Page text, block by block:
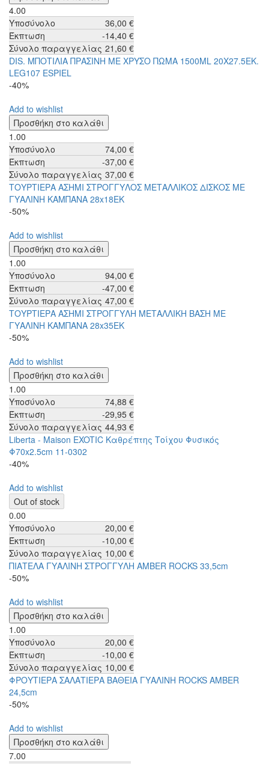
4.00
Υποσύνολο
36,00 €
Έκπτωση
-14,40 €
Σύνολο παραγγελίας 21,60 €
DIS. ΜΠΟΤΙΛΙΑ ΠΡΑΣΙΝΗ ΜΕ ΧΡΥΣΟ ΠΩΜΑ 1500ML 20Χ27.5ΕΚ.
LEG107 ESPIEL
-40%
Add to wishlist
1.00
Υποσύνολο
74,00 €
Έκπτωση
-37,00 €
Σύνολο παραγγελίας 37,00 €
ΤΟΥΡΤΙΕΡΑ ΑΣΗΜΙ ΣΤΡΟΓΓΥΛΟΣ ΜΕΤΑΛΛΙΚΟΣ ΔΙΣΚΟΣ ΜΕ
ΓΥΑΛΙΝΗ ΚΑΜΠΑΝΑ 28x18EK
-50%
Add to wishlist
1.00
Υποσύνολο
94,00 €
Έκπτωση
-47,00 €
Σύνολο παραγγελίας 47,00 €
ΤΟΥΡΤΙΕΡΑ ΑΣΗΜΙ ΣΤΡΟΓΓΥΛΗ ΜΕΤΑΛΛΙΚΗ ΒΑΣΗ ΜΕ
ΓΥΑΛΙΝΗ ΚΑΜΠΑΝΑ 28x35EK
-50%
Add to wishlist
1.00
Υποσύνολο
74,88 €
Έκπτωση
-29,95 €
Σύνολο παραγγελίας 44,93 €
Liberta - Maison EXOTIC Καθρέπτης Τοίχου Φυσικός
Φ70x2.5cm 11-0302
-40%
Add to wishlist
0.00
Υποσύνολο
20,00 €
Έκπτωση
-10,00 €
Σύνολο παραγγελίας 10,00 €
ΠΙΑΤΕΛΑ ΓΥΑΛΙΝΗ ΣΤΡΟΓΓΥΛΗ AMBER ROCKS 33,5cm
-50%
Add to wishlist
1.00
Υποσύνολο
20,00 €
Έκπτωση
-10,00 €
Σύνολο παραγγελίας 10,00 €
ΦΡΟΥΤΙΕΡΑ ΣΑΛΑΤΙΕΡΑ ΒΑΘΕΙΑ ΓΥΑΛΙΝΗ ROCKS AMBER
24,5cm
-50%
Add to wishlist
7.00